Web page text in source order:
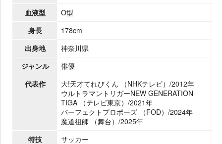
血液型
O型
身長
178cm
出身地
神奈川県
ジャンル
俳優
代表作
大!天才てれびくん （NHKテレビ）/2012年
ウルトラマントリガーNEW GENERATION
TIGA （テレビ東京）/2021年
パーフェクトプロポーズ （FOD）/2024年
魔道祖師 （舞台）/2025年
特技
サッカー